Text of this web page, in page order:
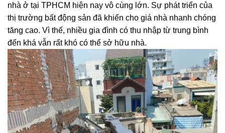
nhà ở tại TPHCM hiện nay vô cùng lớn. Sự phát triển của
thị trường bất động sản đã khiến cho giá nhà nhanh chóng
tăng cao. Vì thế, nhiều gia đình có thu nhập từ trung bình
đến khá vẫn rất khó có thể sở hữu nhà.